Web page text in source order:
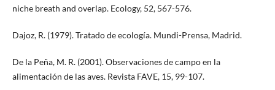
niche breath and overlap. Ecology, 52, 567-576.
Dajoz, R. (1979). Tratado de ecología. Mundi-Prensa, Madrid.
De la Peña, M. R. (2001). Observaciones de campo en la
alimentación de las aves. Revista FAVE, 15, 99-107.